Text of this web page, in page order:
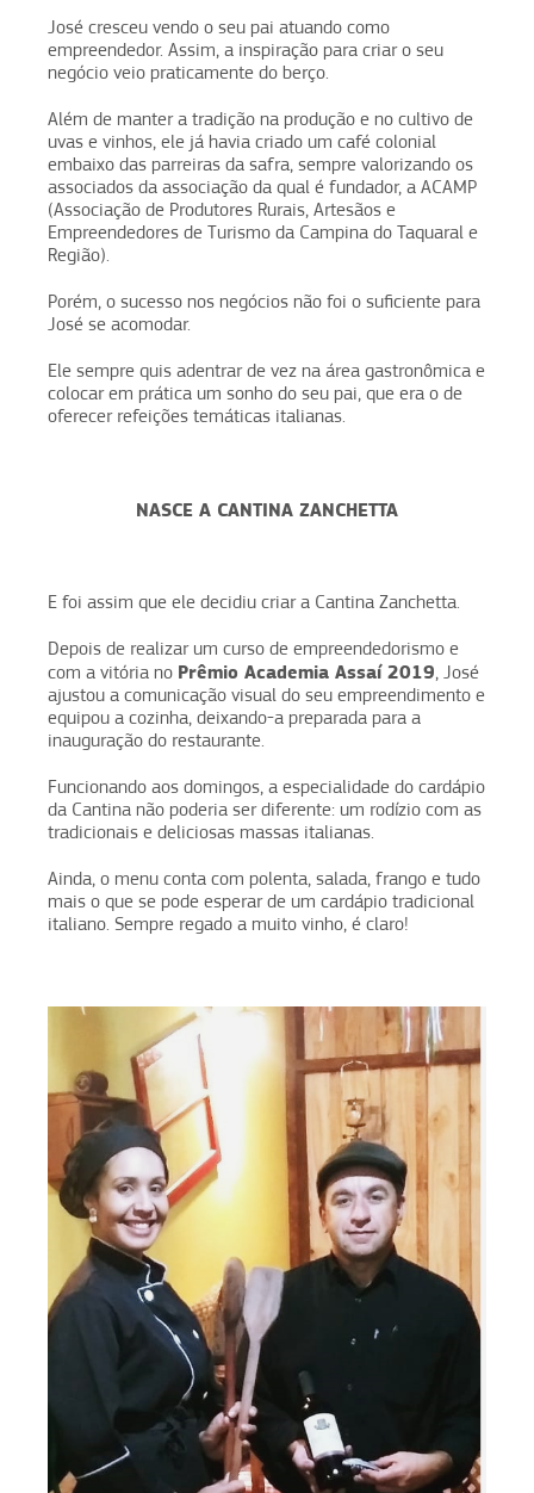
José cresceu vendo o seu pai atuando como
empreendedor. Assim, a inspiração para criar o seu
negócio veio praticamente do berço.
Além de manter a tradição na produção e no cultivo de
uvas e vinhos, ele já havia criado um café colonial
embaixo das parreiras da safra, sempre valorizando os
associados da associação da qual é fundador, a ACAMP
(Associação de Produtores Rurais, Artesãos e
Empreendedores de Turismo da Campina do Taquaral e
Região).
Porém, o sucesso nos negócios não foi o suficiente para
José se acomodar.
Ele sempre quis adentrar de vez na área gastronômica e
colocar em prática um sonho do seu pai, que era o de
oferecer refeições temáticas italianas.
NASCE A CANTINA ZANCHETTA
E foi assim que ele decidiu criar a Cantina Zanchetta.
Depois de realizar um curso de empreendedorismo e
com a vitória no Prêmio Academia Assaí 2019, José
ajustou a comunicação visual do seu empreendimento e
equipou a cozinha, deixando-a preparada para a
inauguração do restaurante.
Funcionando aos domingos, a especialidade do cardápio
da Cantina não poderia ser diferente: um rodízio com as
tradicionais e deliciosas massas italianas.
Ainda, o menu conta com polenta, salada, frango e tudo
mais o que se pode esperar de um cardápio tradicional
italiano. Sempre regado a muito vinho, é claro!